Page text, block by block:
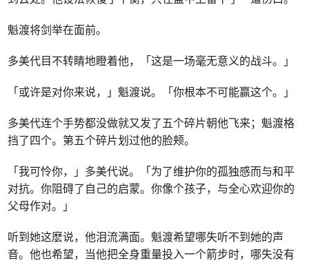
魁渡将剑举在面前。
多美代目不转睛地瞪着他，「这是一场毫无意义的战斗。」
「或许是对你来说，」魁渡说。「你根本不可能赢这个。」
多美代连个手势都没做就又发了五个碎片朝他飞来；魁渡格
挡了四个。第五个碎片划过他的脸颊。
「我可怜你，」多美代说。「为了维护你的孤独感而与和平
对抗。你阻碍了自己的启蒙。你像个孩子，与全心欢迎你的
父母作对。」
听到她这麽说，他泪流满面。魁渡希望哪失听不到她的声
音。他也希望，当他把全身重量投入一个箭步时，哪失没有